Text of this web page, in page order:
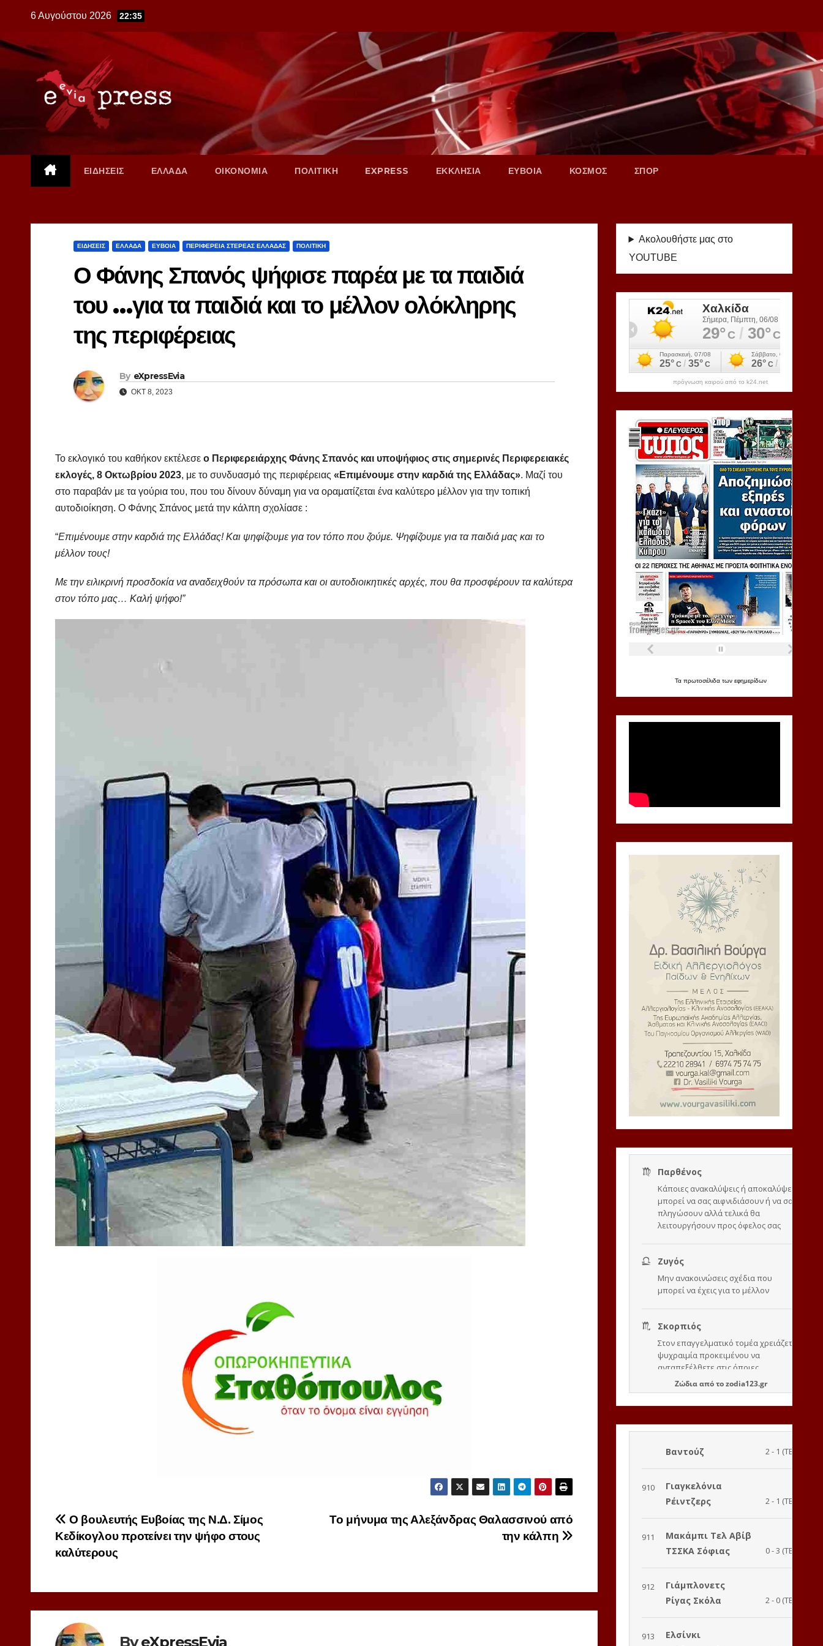
content
6 Αυγούστου 2026 22:35
ΕΙΔΗΣΕΙΣ ΕΛΛΑΔΑ ΟΙΚΟΝΟΜΙΑ ΠΟΛΙΤΙΚΗ EXPRESS ΕΚΚΛΗΣΙΑ ΕΥΒΟΙΑ ΚΟΣΜΟΣ ΣΠΟΡ
ΕΙΔΗΣΕΙΣ ΕΛΛΑΔΑ ΕΥΒΟΙΑ ΠΕΡΙΦΕΡΕΙΑ ΣΤΕΡΕΑΣ ΕΛΛΑΔΑΣ ΠΟΛΙΤΙΚΗ
Ο Φάνης Σπανός ψήφισε παρέα με τα παιδιά
του …για τα παιδιά και το μέλλον ολόκληρης
της περιφέρειας
By eXpressEvia
ΟΚΤ 8, 2023
Το εκλογικό του καθήκον εκτέλεσε ο Περιφερειάρχης Φάνης Σπανός και υποψήφιος στις σημερινές Περιφερειακές
εκλογές, 8 Οκτωβρίου 2023, με το συνδυασμό της περιφέρειας «Eπιμένουμε στην καρδιά της Ελλάδας». Μαζί του
στο παραβάν με τα γούρια του, που του δίνουν δύναμη για να οραματίζεται ένα καλύτερο μέλλον για την τοπική
αυτοδιοίκηση. Ο Φάνης Σπάνος μετά την κάλπη σχολίασε :
“Επιμένουμε στην καρδιά της Ελλάδας! Και ψηφίζουμε για τον τόπο που ζούμε. Ψηφίζουμε για τα παιδιά μας και το
μέλλον τους!
Με την ειλικρινή προσδοκία να αναδειχθούν τα πρόσωπα και οι αυτοδιοικητικές αρχές, που θα προσφέρουν τα καλύτερα
στον τόπο μας… Καλή ψήφο!”
Πλοήγηση
άρθρων
Το μήνυμα της Αλεξάνδρας Θαλασσινού από
την κάλπη
Ο βουλευτής Ευβοίας της Ν.Δ. Σίμος
Κεδίκογλου προτείνει την ψήφο στους
καλύτερους
ByeXpressEvia
Ακολουθήστε μας στο
YOUTUBE
πρόγνωση καιρού από το k24.net
Τα πρωτοσέλιδα των εφημερίδων
Ζώδιααπό τοzodia123.gr